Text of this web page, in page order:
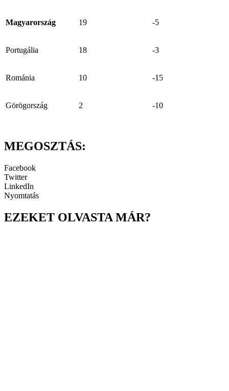
Magyarország 19 -5
Portugália 18 -3
Románia 10 -15
Görögország 2 -10
MEGOSZTÁS:
Facebook
Twitter
LinkedIn
Nyomtatás
EZEKET OLVASTA MÁR?